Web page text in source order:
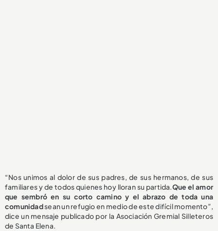
“Nos unimos al dolor de sus padres, de sus hermanos, de sus
familiares y de todos quienes hoy lloran su partida.Que el amor
que sembró en su corto camino y el abrazo de toda una
comunidadsean un refugio en medio de este difícil momento”,
dice un mensaje publicado por la Asociación Gremial Silleteros
de Santa Elena.